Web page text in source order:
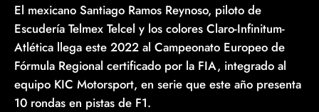
El mexicano Santiago Ramos Reynoso, piloto de
Escudería Telmex Telcel y los colores Claro-Infinitum-
Atlética llega este 2022 al Campeonato Europeo de
Fórmula Regional certificado por la FIA, integrado al
equipo KIC Motorsport, en serie que este año presenta
10 rondas en pistas de F1.